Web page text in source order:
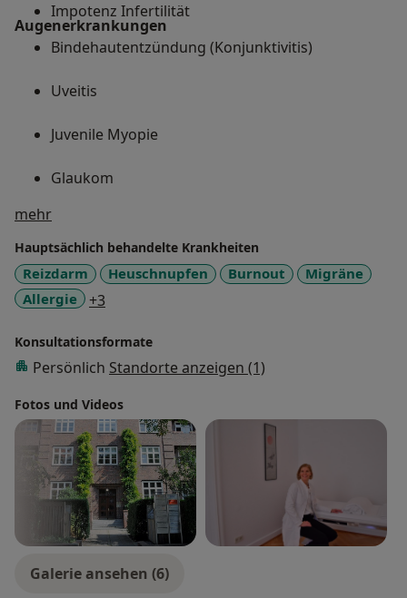
Impotenz Infertilität
Augenerkrankungen
Bindehautentzündung (Konjunktivitis)
Uveitis
Juvenile Myopie
Glaukom
Beginnende Makuladegeneration
mehrÜber mich
Hauptsächlich behandelte Krankheiten
Reizdarm Heuschnupfen Burnout
Migräne
Allergie
+3
Konsultationsformate
Persönlich Standorte anzeigen (1)
Fotos und Videos
Galerie ansehen (6)